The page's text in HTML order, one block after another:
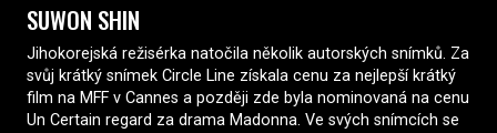
SUWON SHIN
Jihokorejská režisérka natočila několik autorských snímků. Za
svůj krátký snímek Circle Line získala cenu za nejlepší krátký
film na MFF v Cannes a později zde byla nominovaná na cenu
Un Certain regard za drama Madonna. Ve svých snímcích se